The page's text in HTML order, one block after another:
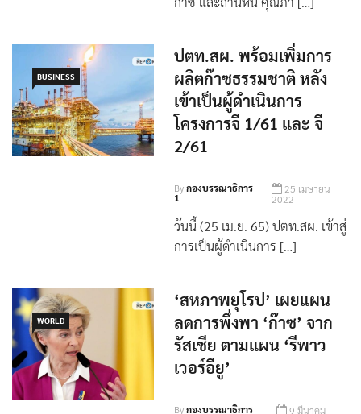
‘พีระพันธุ์’ ถกรัสเซีย ซื้อน้ำมัน
BUSINESS
ปตท.สผ. พร้อมเพิ่มการ
ผลิตก๊าซธรรมชาติ หลัง
เข้าเป็นผู้ดำเนินการ
โครงการจี 1/61 และ จี
2/61
Byกองบรรณาธิการ
1
25 เมษายน
2022
วันนี้ (25 เม.ย. 65) ปตท.สผ. เข้าสู่
WORLD
‘สหภาพยุโรป’ เผยแผน
ลดการพึ่งพา ‘ก๊าซ’ จาก
รัสเซีย ตามแผน ‘รีพาว
เวอร์อียู’